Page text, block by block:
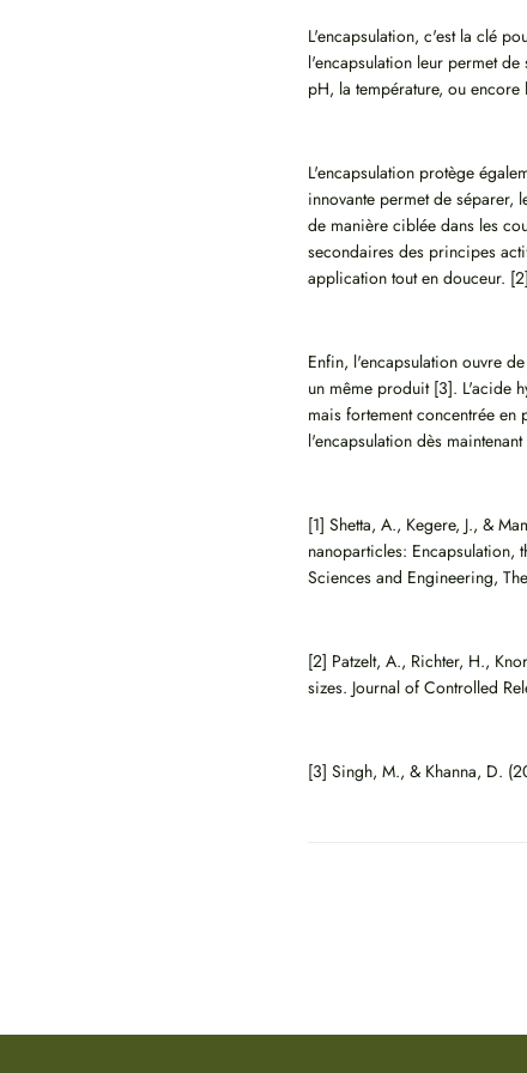
L'encapsulation, c'est la clé
l'encapsulation leur permet
pH, la température, ou
L'encapsulation protège
innovante permet de séparer,
de manière ciblée dans les
secondaires des principes
application tout en douceur. [2]
Enfin, l'encapsulation ouvre
un même produit [3]. L'acide
mais fortement concentrée
l'encapsulation dès maintenant
[1] Shetta, A., Kegere, J., &
nanoparticles: Encapsulation,
Sciences and Engineering,
[2] Patzelt, A., Richter, H.,
sizes. Journal of Controlled
[3] Singh, M., & Khanna, D.